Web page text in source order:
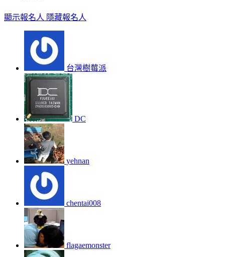
顯示報名人 隱藏報名人
台灣樹莓派
DC
yehnan
chentai008
flagaemonster